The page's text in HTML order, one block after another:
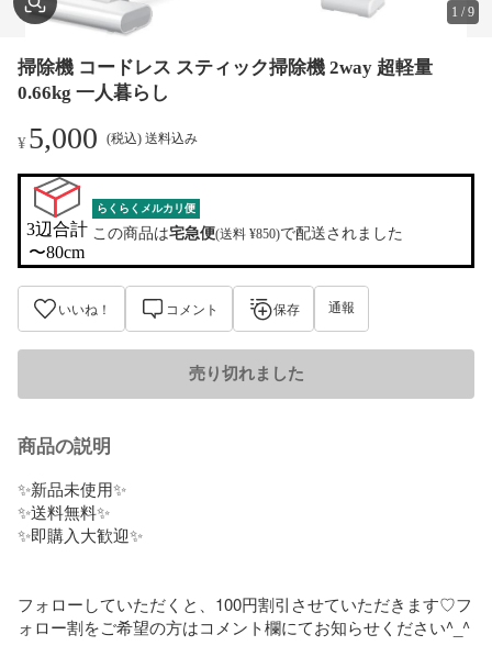
1 /9
掃除機 コードレス スティック掃除機 2way 超軽量
0.66kg 一人暮らし
¥5,000 (税込) 送料込み
3辺合計
〜80cm
らくらくメルカリ便
この商品は宅急便(送料 ¥850)で配送されました
いいね！ コメント 保存 通報
売り切れました
商品の説明
✨新品未使用✨
✨送料無料✨
✨即購入大歓迎✨
フォローしていただくと、100円割引させていただきます♡フ
ォロー割をご希望の方はコメント欄にてお知らせください^_^